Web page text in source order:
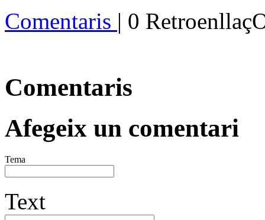
Comentaris | 0
Comentaris
Afegeix un comentari
Tema
Text